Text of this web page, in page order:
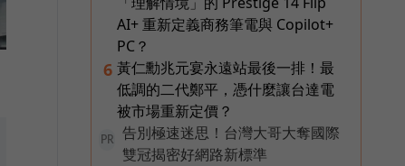
AI+ 重新定義商務筆電與 Copilot+
PC？
6 黃仁勳兆元宴永遠站最後一排！最
低調的二代鄭平，憑什麼讓台達電
被市場重新定價？
PR
告別極速迷思！台灣大哥大奪國際
雙冠揭密好網路新標準